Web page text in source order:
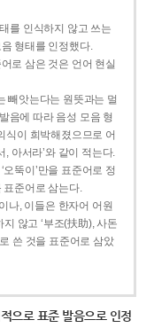
를 인식하지 않고 쓰는
형태를 인정했다.
로 삼은 것은 언어 현실
빼앗는다는 원뜻과는 멀
음에 따라 음성 모음 형
식이 희박해졌으므로 어
, 아서라’와 같이 적는다.
뚝이’만을 표준어로 정
표준어로 삼는다.
나, 이들은 한자어 어원
않고 ‘부조(扶助), 사돈
쓴 것을 표준어로 삼았
으로 표준 발음으로 인정